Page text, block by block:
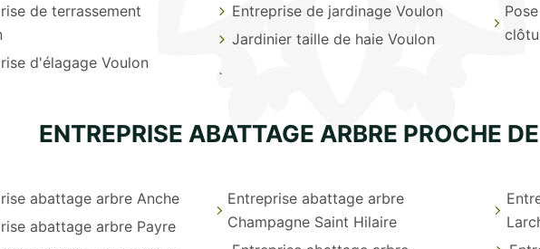
de terrassement
d'élagage Voulon
Entreprise de jardinage Voulon
Jardinier taille de haie Voulon
ENTREPRISE ABATTAGE ARBRE PROCHE
abattage arbre Anche
abattage arbre Payre
Entreprise abattage arbre
Champagne Saint Hilaire